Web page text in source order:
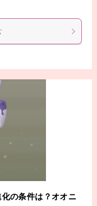
の条件は？オオニ